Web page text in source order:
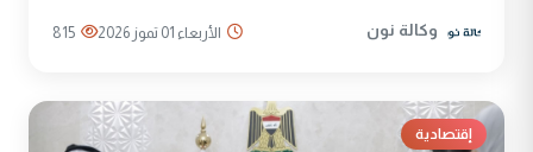
وكالة نون الأربعاء 01 تموز 2026 815
إقتصادية